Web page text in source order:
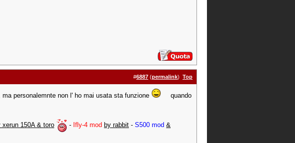
#6887 (permalink) Top
personalemnte non l' ho mai usata sta funzione
quando
xerun 150A & toro - Ifly-4 mod by rabbit - S500 mod &